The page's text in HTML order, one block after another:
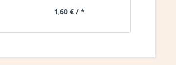
1,60 € / *